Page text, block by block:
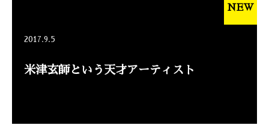
2017.9.5
米津玄師という天才アーティスト
NEW